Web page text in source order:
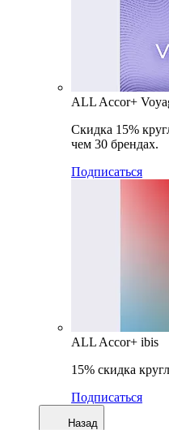
ALL Accor+
Скидка 15%
чем 30 брендах.
Подписаться
ALL Accor+ ibis
15% скидка
Подписаться
Назад